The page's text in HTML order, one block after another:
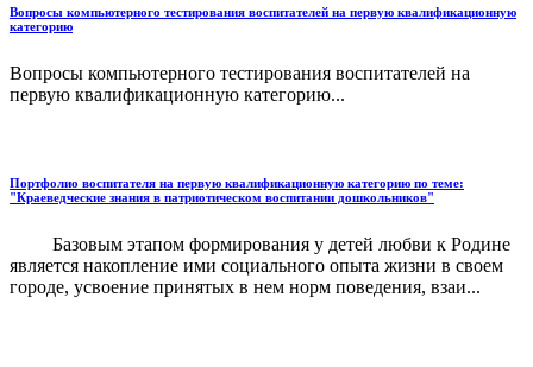
Вопросы компьютерного тестирования воспитателей на первую квалификационную
категорию
Вопросы компьютерного тестирования воспитателей на
первую квалификационную категорию...
Портфолио воспитателя на первую квалификационную категорию по теме:
"Краеведческие знания в патриотическом воспитании дошкольников"
Базовым этапом формирования у детей любви к Родине
является накопление ими социального опыта жизни в своем
городе, усвоение принятых в нем норм поведения, взаи...